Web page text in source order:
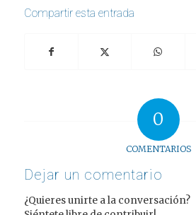
Compartir esta entrada
0
COMENTARIOS
Dejar un comentario
¿Quieres unirte a la conversación?